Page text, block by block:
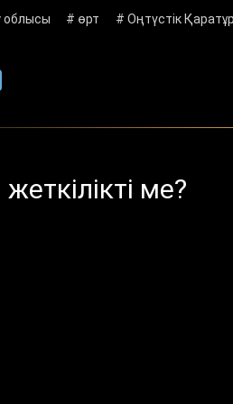
облысы # өрт # Оңтүстік
ме?